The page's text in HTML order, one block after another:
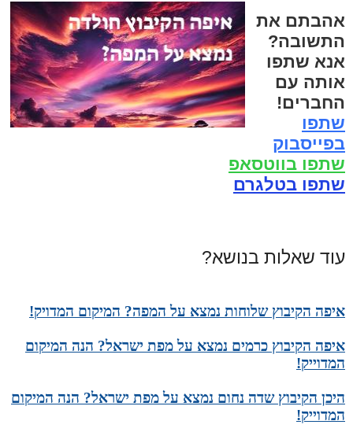
אהבתם את
התשובה?
אנא שתפו
אותה עם
החברים!
שתפו
בפייסבוק
שתפו בווטסאפ
שתפו בטלגרם
עוד שאלות בנושא?
איפה הקיבוץ שלוחות נמצא על המפה? המיקום המדויק!
איפה הקיבוץ כרמים נמצא על מפת ישראל? הנה המיקום
המדוייק!
היכן הקיבוץ שדה נחום נמצא על מפת ישראל? הנה המיקום
המדוייק!